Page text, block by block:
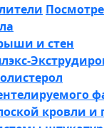
и стен
кровли и